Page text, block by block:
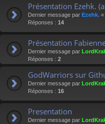
Présentation Ezehk.
Dernier message par Ezehk. «
Réponses : 14
Présentation
Dernier message par
Réponses : 2
GodWarriors sur
Dernier message par
Réponses : 16
Presentation
Dernier message par